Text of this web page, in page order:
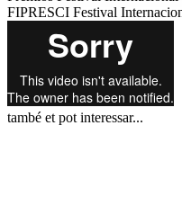
FIPRESCI Festival
també et pot interessar...